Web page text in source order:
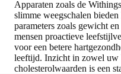
Apparaten zoals de Withings
slimme weegschalen
parameters zoals gewicht
mensen proactieve
voor een betere
leeftijd. Inzicht in zowel uw
cholesterolwaarden is een